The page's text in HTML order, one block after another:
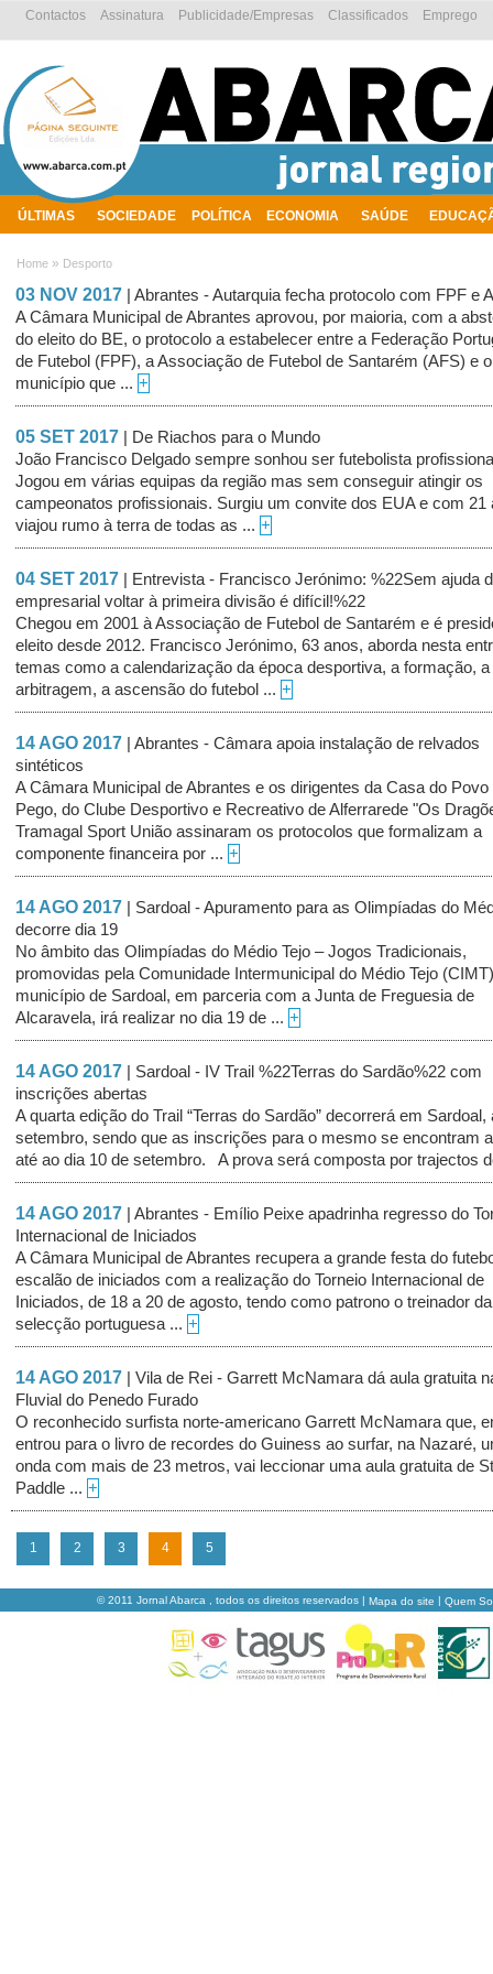
ÚLTIMAS SOCIEDADE POLÍTICA ECONOMIA SAÚDE
Emprego
Classificados
Publicidade/Empresas
Assinatura
Contactos
Home » Desporto
03 NOV 2017
| Abrantes - Autarquia fecha protocolo com FPF e
A Câmara Municipal de Abrantes aprovou, por maioria, com a
do eleito do BE, o protocolo a estabelecer entre a Federação
de Futebol (FPF), a Associação de Futebol de Santarém (AFS) e o
município que ... +
05 SET 2017
| De Riachos para o Mundo
João Francisco Delgado sempre sonhou ser futebolista
Jogou em várias equipas da região mas sem conseguir atingir os
campeonatos profissionais. Surgiu um convite dos EUA e com 21
viajou rumo à terra de todas as ... +
04 SET 2017
| Entrevista - Francisco Jerónimo: %22Sem ajuda
empresarial voltar à primeira divisão é difícil!%22
Chegou em 2001 à Associação de Futebol de Santarém e é
eleito desde 2012. Francisco Jerónimo, 63 anos, aborda nesta
temas como a calendarização da época desportiva, a formação, a
arbitragem, a ascensão do futebol ... +
14 AGO 2017
| Abrantes - Câmara apoia instalação de relvados
sintéticos
A Câmara Municipal de Abrantes e os dirigentes da Casa do Povo
Pego, do Clube Desportivo e Recreativo de Alferrarede "Os
Tramagal Sport União assinaram os protocolos que formalizam a
componente financeira por ... +
14 AGO 2017
| Sardoal - Apuramento para as Olimpíadas do
decorre dia 19
No âmbito das Olimpíadas do Médio Tejo – Jogos Tradicionais,
promovidas pela Comunidade Intermunicipal do Médio Tejo
município de Sardoal, em parceria com a Junta de Freguesia de
Alcaravela, irá realizar no dia 19 de ... +
14 AGO 2017
| Sardoal - IV Trail %22Terras do Sardão%22 com
inscrições abertas
A quarta edição do Trail “Terras do Sardão” decorrerá em Sardoal,
setembro, sendo que as inscrições para o mesmo se encontram
até ao dia 10 de setembro. A prova será composta por trajectos
14 AGO 2017
| Abrantes - Emílio Peixe apadrinha regresso do
Internacional de Iniciados
A Câmara Municipal de Abrantes recupera a grande festa do
escalão de iniciados com a realização do Torneio Internacional de
Iniciados, de 18 a 20 de agosto, tendo como patrono o treinador da
selecção portuguesa ... +
14 AGO 2017
| Vila de Rei - Garrett McNamara dá aula gratuita
Fluvial do Penedo Furado
O reconhecido surfista norte-americano Garrett McNamara que,
entrou para o livro de recordes do Guiness ao surfar, na Nazaré,
onda com mais de 23 metros, vai leccionar uma aula gratuita de
Paddle ... +
1 2 3 4 5
© 2011 Jornal Abarca , todos os direitos reservados | Mapa do site | Quem